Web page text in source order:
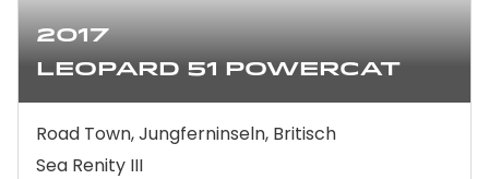
2017
Leopard 51 Powercat
Road Town, Jungferninseln, Britisch
Sea Renity III